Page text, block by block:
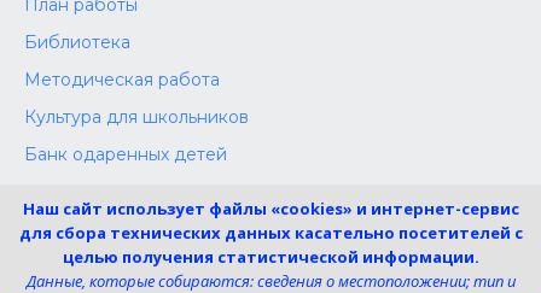
План работы
Библиотека
Методическая работа
Культура для школьников
Банк одаренных детей
Независимая оценка
Меры поддержки участников СВО
Наш сайт использует файлы «cookies» и интернет-сервис
для сбора технических данных касательно посетителей с
целью получения статистической информации.
Данные, которые собираются: сведения о местоположении; тип и